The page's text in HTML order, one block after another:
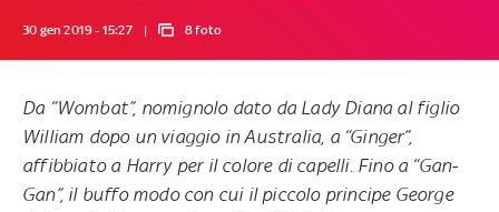
30 gen 2019 - 15:27 8 foto
Da “Wombat”, nomignolo dato da Lady Diana al figlio
William dopo un viaggio in Australia, a “Ginger”,
affibbiato a Harry per il colore di capelli. Fino a “Gan-
Gan”, il buffo modo con cui il piccolo principe George